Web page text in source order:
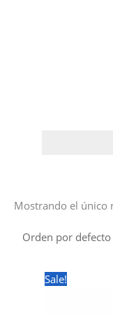
Mostrando el único
Sale!